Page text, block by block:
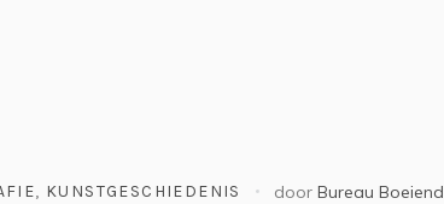
, KUNSTGESCHIEDENIS door Bureau Boeiend